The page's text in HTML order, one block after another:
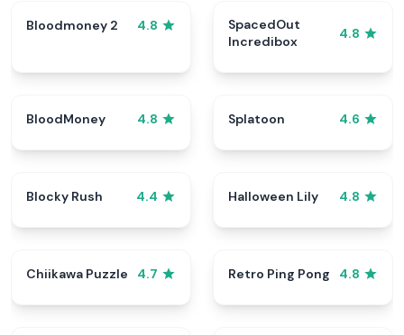
Bloodmoney 2 4.8
SpacedOut
Incredibox
4.8
BloodMoney 4.8 Splatoon 4.6
Blocky Rush 4.4 Halloween Lily 4.8
Chiikawa Puzzle 4.7 Retro Ping Pong 4.8